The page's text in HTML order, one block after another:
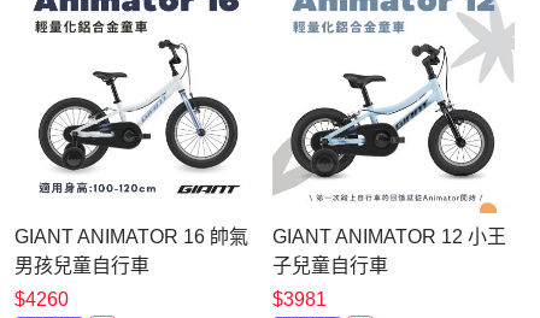
GIANT ANIMATOR 16 帥氣
男孩兒童自行車
$4260
GIANT ANIMATOR 12 小王
子兒童自行車
$3981